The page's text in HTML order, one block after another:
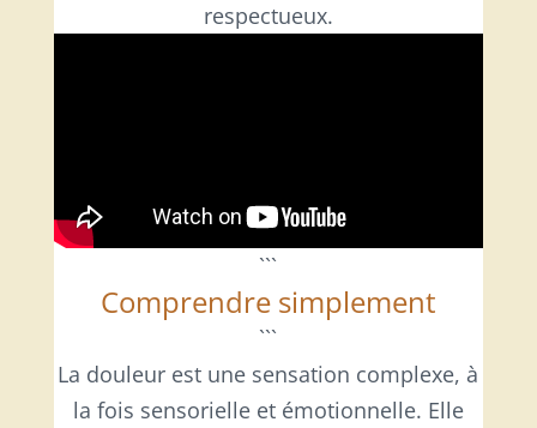
respectueux.
```
Comprendre simplement
```
La douleur est une sensation complexe, à
la fois sensorielle et émotionnelle. Elle